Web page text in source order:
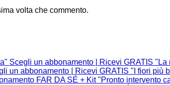
volta che commento.
Scegli un abbonamento | Ricevi GRATIS "La
un abbonamento | Ricevi GRATIS "I fiori più
FAR DA SÉ + Kit "Pronto intervento